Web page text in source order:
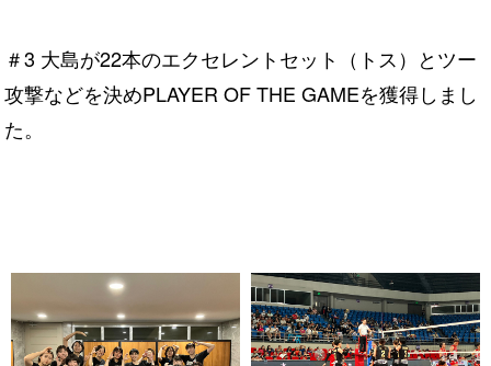
＃3 大島が22本のエクセレントセット（トス）とツー
攻撃などを決めPLAYER OF THE GAMEを獲得しまし
た。